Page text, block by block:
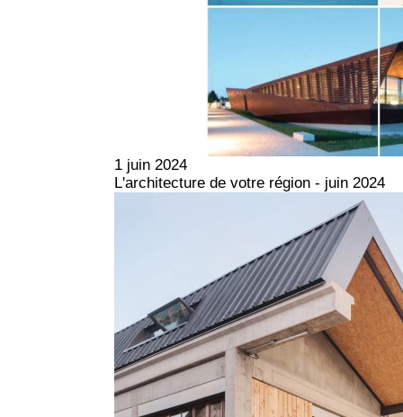
1 juin 2024
L'architecture de votre région - juin 2024